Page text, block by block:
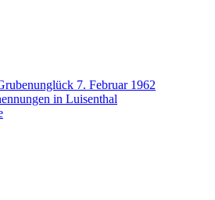
7. Februar 1962
in Luisenthal